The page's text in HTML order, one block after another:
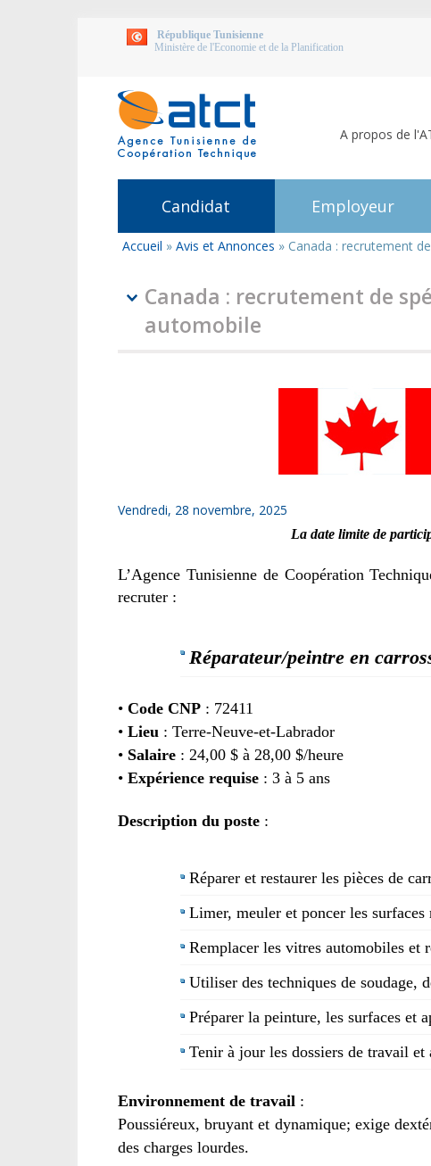
République Tunisienne
Ministère de l'Economie et de la Planification
A propos de
Candidat Employeur
Vous
Accueil » Avis et Annonces » Canada : recrutement
Canada : recrutement de
automobile
Vendredi, 28 novembre, 2025
La date limite de
L’Agence Tunisienne de Coopération
recruter :
Réparateur/peintre en
• Code CNP : 72411
• Lieu : Terre-Neuve-et-Labrador
• Salaire : 24,00 $ à 28,00 $/heure
• Expérience requise : 3 à 5 ans
Description du poste :
Réparer et restaurer les pièces de
Limer, meuler et poncer les surfaces
Remplacer les vitres automobiles et
Utiliser des techniques de soudage,
Préparer la peinture, les surfaces et
Tenir à jour les dossiers de travail
Environnement de travail :
Poussiéreux, bruyant et dynamique; exige
des charges lourdes.